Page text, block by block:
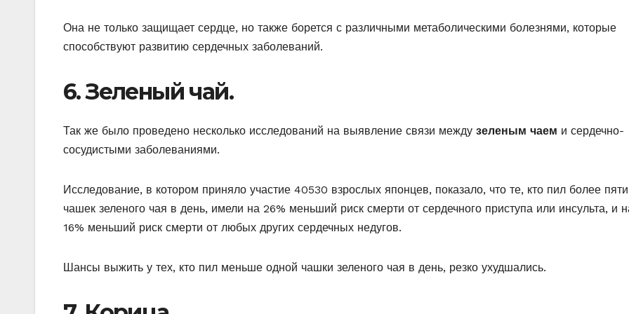
Она не только защищает сердце, но также борется с различными метаболическими болезнями, которые
способствуют развитию сердечных заболеваний.
6. Зеленый чай.
Так же было проведено несколько исследований на выявление связи между зеленым чаем и сердечно-
сосудистыми заболеваниями.
Исследование, в котором приняло участие 40530 взрослых японцев, показало, что те, кто пил более пяти
чашек зеленого чая в день, имели на 26% меньший риск смерти от сердечного приступа или инсульта, и
16% меньший риск смерти от любых других сердечных недугов.
Шансы выжить у тех, кто пил меньше одной чашки зеленого чая в день, резко ухудшались.